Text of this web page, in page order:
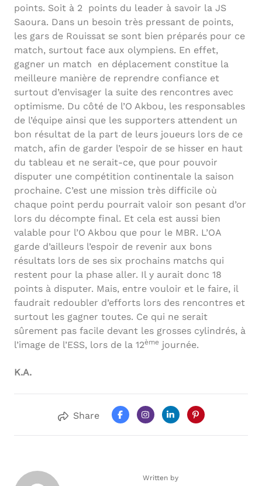
points. Soit à 2 points du leader à savoir la JS
Saoura. Dans un besoin très pressant de points,
les gars de Rouissat se sont bien préparés pour ce
match, surtout face aux olympiens. En effet,
gagner un match en déplacement constitue la
meilleure manière de reprendre confiance et
surtout d’envisager la suite des rencontres avec
optimisme. Du côté de l’O Akbou, les responsables
de l’équipe ainsi que les supporters attendent un
bon résultat de la part de leurs joueurs lors de ce
match, afin de garder l’espoir de se hisser en haut
du tableau et ne serait-ce, que pour pouvoir
disputer une compétition continentale la saison
prochaine. C’est une mission très difficile où
chaque point perdu pourrait valoir son pesant d’or
lors du décompte final. Et cela est aussi bien
valable pour l’O Akbou que pour le MBR. L’OA
garde d’ailleurs l’espoir de revenir aux bons
résultats lors de ses six prochains matchs qui
restent pour la phase aller. Il y aurait donc 18
points à disputer. Mais, entre vouloir et le faire, il
faudrait redoubler d’efforts lors des rencontres et
surtout les gagner toutes. Ce qui ne serait
sûrement pas facile devant les grosses cylindrés, à
l’image de l’ESS, lors de la 12ème journée.
K.A.
Share
Written by